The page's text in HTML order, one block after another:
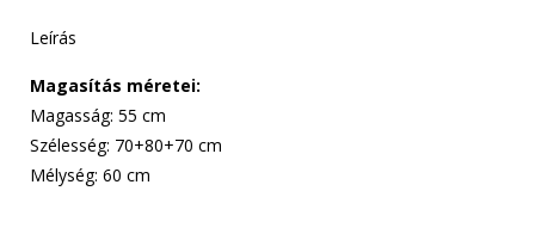
Leírás
Magasítás méretei:
Magasság: 55 cm
Szélesség: 70+80+70 cm
Mélység: 60 cm